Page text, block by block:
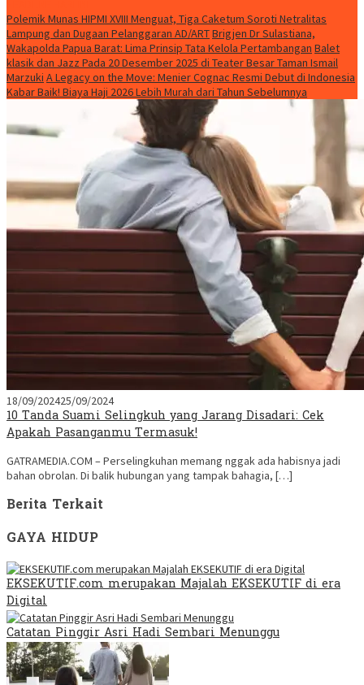
Polemik Munas HIPMI XVIII Menguat, Tiga Caketum Soroti Netralitas
Lampung dan Dugaan Pelanggaran AD/ARTBrigjen Dr Sulastiana,
Wakapolda Papua Barat: Lima Prinsip Tata Kelola Pertambangan Balet
klasik dan Jazz Pada 20 Desember 2025 di Teater Besar Taman Ismail
Marzuki A Legacy on the Move: Menier Cognac Resmi Debut di Indonesia
Kabar Baik! Biaya Haji 2026 Lebih Murah dari Tahun Sebelumnya
18/09/202425/09/2024
10 Tanda Suami Selingkuh yang Jarang Disadari: Cek
Apakah Pasanganmu Termasuk!
GATRAMEDIA.COM – Perselingkuhan memang nggak ada habisnya jadi
bahan obrolan. Di balik hubungan yang tampak bahagia, […]
Berita Terkait
GAYA HIDUP
EKSEKUTIF.com merupakan Majalah EKSEKUTIF di era
Digital
Catatan Pinggir Asri Hadi Sembari Menunggu